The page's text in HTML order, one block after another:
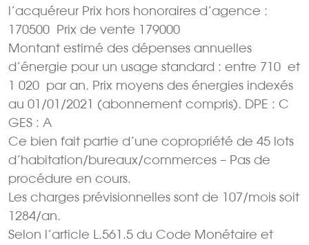
l’acquéreur Prix hors honoraires d’agence :
170500  Prix de vente 179000
Montant estimé des dépenses annuelles
d’énergie pour un usage standard : entre 710  et
1 020  par an. Prix moyens des énergies indexés
au 01/01/2021 (abonnement compris). DPE : C
GES : A
Ce bien fait partie d’une copropriété de 45 lots
d’habitation/bureaux/commerces – Pas de
procédure en cours.
Les charges prévisionnelles sont de 107/mois soit
1284/an.
Selon l’article L.561.5 du Code Monétaire et